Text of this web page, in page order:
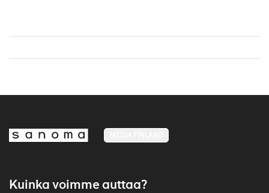
Kuinka voimme auttaa?